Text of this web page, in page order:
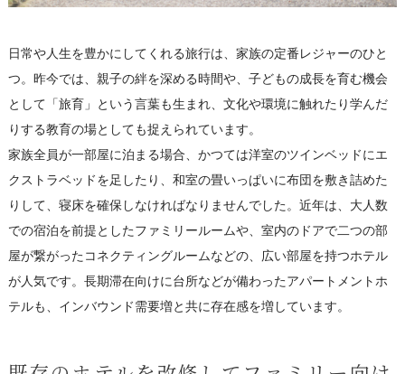
日常や人生を豊かにしてくれる旅行は、家族の定番レジャーのひと
つ。昨今では、親子の絆を深める時間や、子どもの成長を育む機会
として「旅育」という言葉も生まれ、文化や環境に触れたり学んだ
りする教育の場としても捉えられています。
家族全員が一部屋に泊まる場合、かつては洋室のツインベッドにエ
クストラベッドを足したり、和室の畳いっぱいに布団を敷き詰めた
りして、寝床を確保しなければなりませんでした。近年は、大人数
での宿泊を前提としたファミリールームや、室内のドアで二つの部
屋が繋がったコネクティングルームなどの、広い部屋を持つホテル
が人気です。長期滞在向けに台所などが備わったアパートメントホ
テルも、インバウンド需要増と共に存在感を増しています。